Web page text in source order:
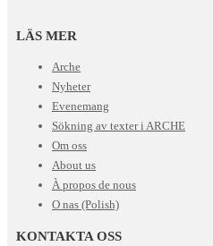
LÄS MER
Arche
Nyheter
Evenemang
Sökning av texter i ARCHE
Om oss
About us
À propos de nous
O nas (Polish)
KONTAKTA OSS